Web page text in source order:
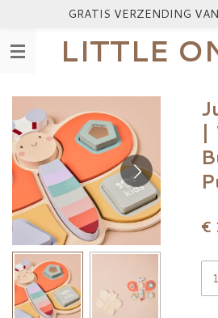
naar
LITTLE
GRATIS VERZENDING
|
€